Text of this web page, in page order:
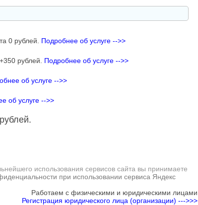
0 рублей. Подробнее об услуге -->>
рублей. Подробнее об услуге -->>
об услуге -->>
об услуге -->>
рублей.
использования сервисов сайта вы принимаете
при использовании сервиса Яндекс
Работаем с физическими и юридическими лицами
Регистрация юридического лица (организации) --->>>